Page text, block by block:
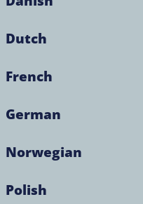
Dutch
French
German
Norwegian
Polish